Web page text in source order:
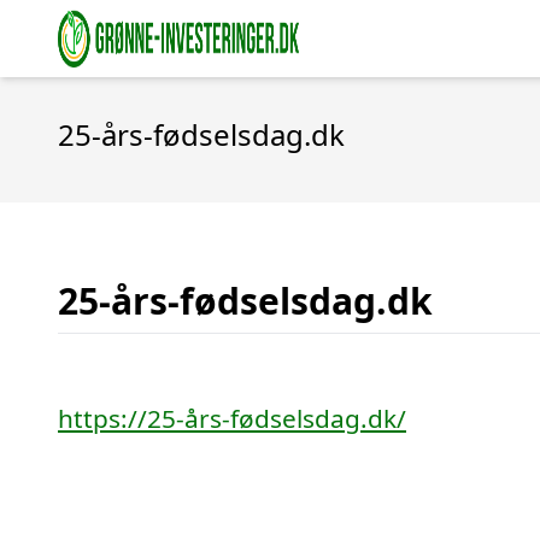
25-års-fødselsdag.dk
25-års-fødselsdag.dk
https://25-års-fødselsdag.dk/